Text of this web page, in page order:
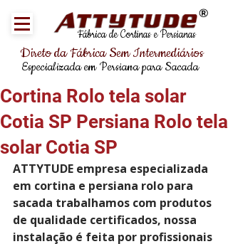
Fábrica de Cortinas e Persianas
®
Direto da Fábrica Sem Intermediários
Especializada em Persiana para Sacada
Cortina Rolo tela solar
Cotia SP Persiana Rolo tela
solar Cotia SP
ATTYTUDE empresa especializada
em cortina e persiana rolo para
sacada trabalhamos com produtos
de qualidade certificados, nossa
instalação é feita por profissionais